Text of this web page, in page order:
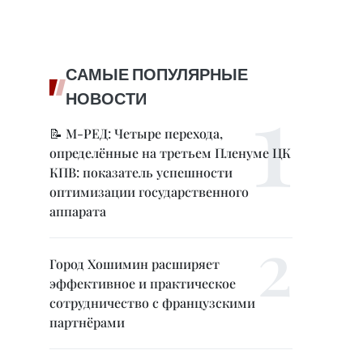
САМЫЕ ПОПУЛЯРНЫЕ
НОВОСТИ
📝 М-РЕД: Четыре перехода,
определённые на третьем Пленуме ЦК
КПВ: показатель успешности
оптимизации государственного
аппарата
Город Хошимин расширяет
эффективное и практическое
сотрудничество с французскими
партнёрами